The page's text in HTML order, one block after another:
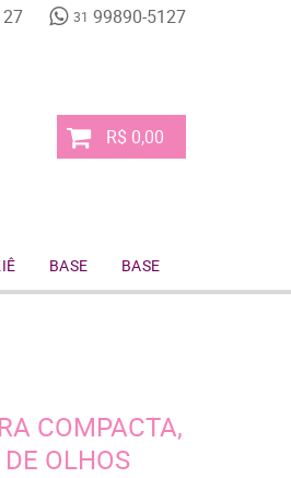
31 99890-5127
R$ 0,00
BASE BASE
COMPACTA,
OLHOS